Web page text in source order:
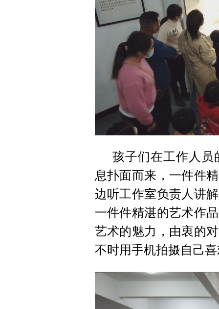
孩子们在工作人员
息扑面而来，一件件
边听工作室负责人讲
一件件精湛的艺术作
艺术的魅力，由衷的
不时用手机拍摄自己